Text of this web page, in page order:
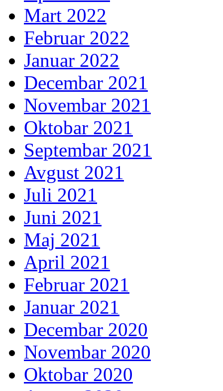
Mart 2022
Februar 2022
Januar 2022
Decembar 2021
Novembar 2021
Oktobar 2021
Septembar 2021
Avgust 2021
Juli 2021
Juni 2021
Maj 2021
April 2021
Februar 2021
Januar 2021
Decembar 2020
Novembar 2020
Oktobar 2020